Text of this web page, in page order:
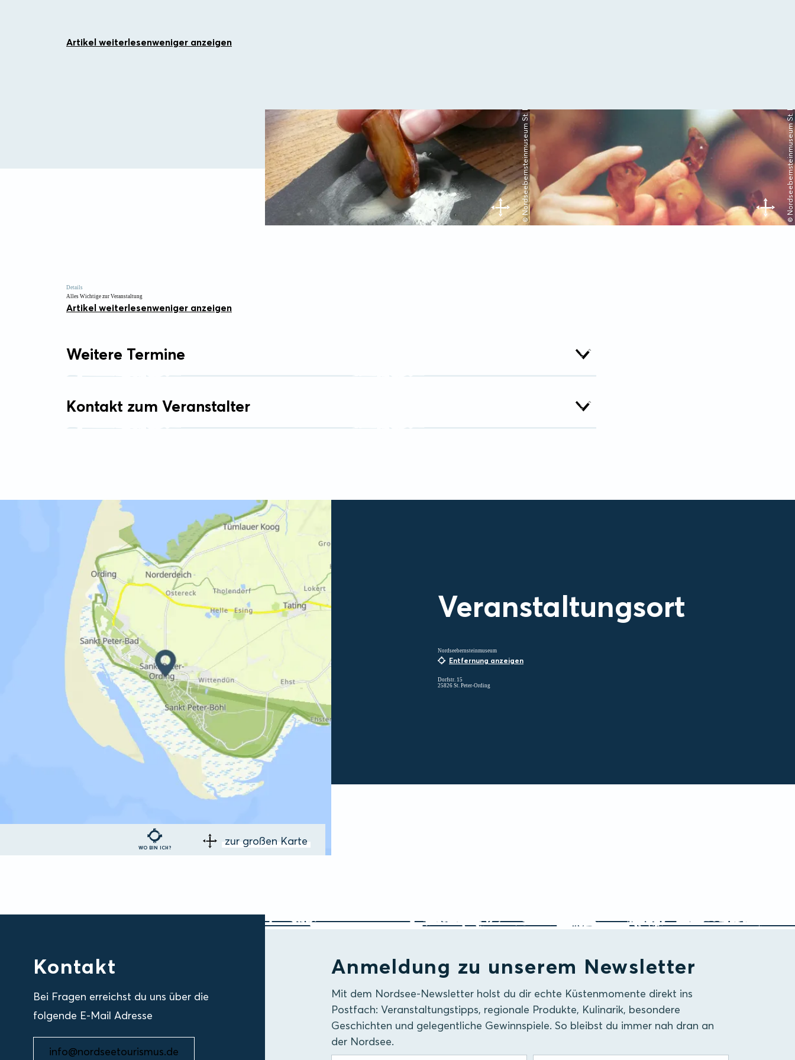
Artikel weiterlesenweniger anzeigen
© Nordseebernsteinmuseum St. Peter-Ording © Nordseebernsteinmuseum St. Peter-Ording
Details
Alles Wichtige zur Veranstaltung
Artikel weiterlesenweniger anzeigen
Weitere Termine
Kontakt zum Veranstalter
Veranstaltungsort
WO BIN ICH? zur großen Karte
Nordseebernsteinmuseum
Entfernung anzeigen
Dorfstr. 15
25826 St. Peter-Ording
Anmeldung zu unserem Newsletter
Mit dem Nordsee-Newsletter holst du dir echte Küstenmomente direkt ins
Postfach: Veranstaltungstipps, regionale Produkte, Kulinarik, besondere
Geschichten und gelegentliche Gewinnspiele. So bleibst du immer nah dran an
der Nordsee.
Kontakt
Bei Fragen erreichst du uns über die
folgende E-Mail Adresse
info@nordseetourismus.de